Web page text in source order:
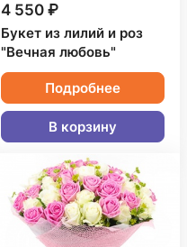
4 550 ₽
Букет из лилий и роз
"Вечная любовь"
Подробнее
В корзину